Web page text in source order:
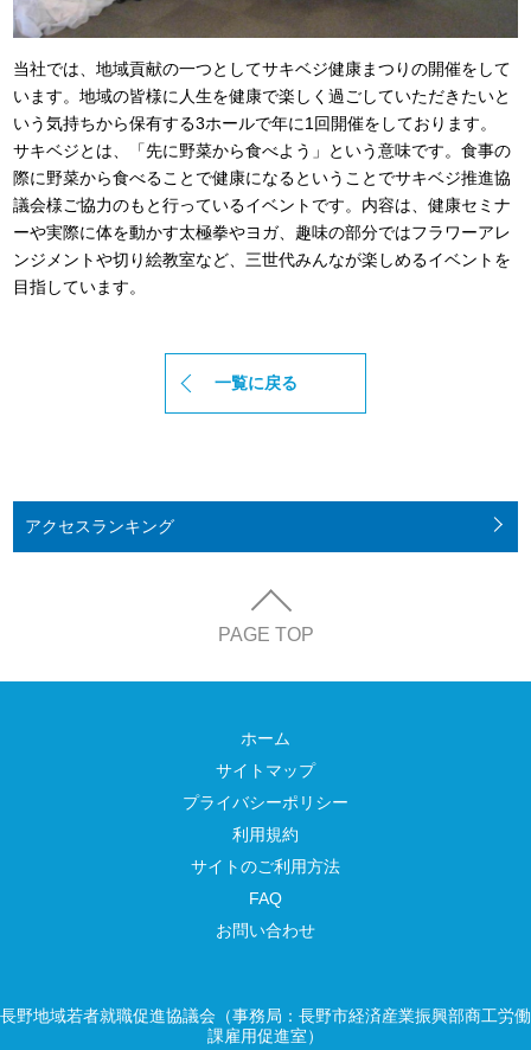
当社では、地域貢献の一つとしてサキベジ健康まつりの開催をして
います。地域の皆様に人生を健康で楽しく過ごしていただきたいと
いう気持ちから保有する3ホールで年に1回開催をしております。
サキベジとは、「先に野菜から食べよう」という意味です。食事の
際に野菜から食べることで健康になるということでサキベジ推進協
議会様ご協力のもと行っているイベントです。内容は、健康セミナ
ーや実際に体を動かす太極拳やヨガ、趣味の部分ではフラワーアレ
ンジメントや切り絵教室など、三世代みんなが楽しめるイベントを
目指しています。
一覧に戻る
アクセスランキング
PAGE TOP
ホーム
サイトマップ
プライバシーポリシー
利用規約
サイトのご利用方法
FAQ
お問い合わせ
長野地域若者就職促進協議会（事務局：長野市経済産業振興部商工労働
課雇用促進室）